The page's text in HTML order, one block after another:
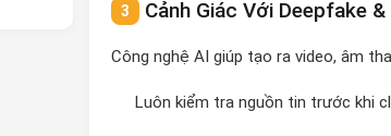
Cảnh Giác Với Deepfake
Công nghệ AI giúp tạo ra video, âm
Luôn kiểm tra nguồn tin trước khi